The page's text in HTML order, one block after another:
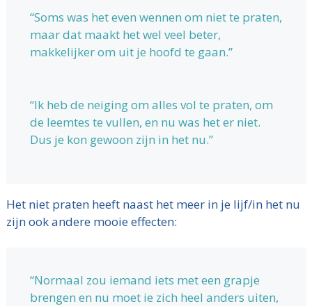
“Soms was het even wennen om niet te praten,
maar dat maakt het wel veel beter,
makkelijker om uit je hoofd te gaan.”
“Ik heb de neiging om alles vol te praten, om
de leemtes te vullen, en nu was het er niet.
Dus je kon gewoon zijn in het nu.”
Het niet praten heeft naast het meer in je lijf/in het nu
zijn ook andere mooie effecten:
“Normaal zou iemand iets met een grapje
brengen en nu moet ie zich heel anders uiten,